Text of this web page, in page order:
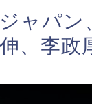
ジャパ
、李政